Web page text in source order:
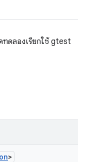
ทดลองเรียกใช้ gtest
>